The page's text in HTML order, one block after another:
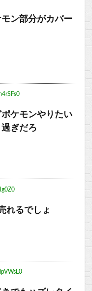
ン部分がカバー
ケモンやりたい
ぎだろ
れるでしょ